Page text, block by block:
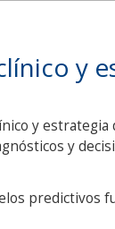
y
y estrategia
y
predictivos